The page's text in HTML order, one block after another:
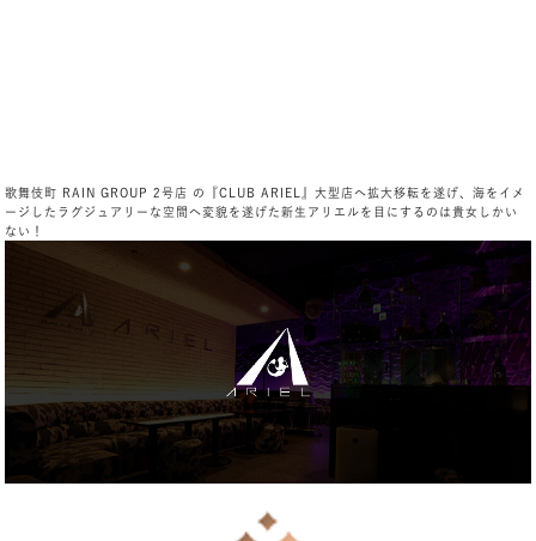
歌舞伎町 RAIN GROUP 2号店 の『CLUB ARIEL』大型店へ拡大移転を遂げ、海をイメ
ージしたラグジュアリーな空間へ変貌を遂げた新生アリエルを目にするのは貴女しかい
ない！